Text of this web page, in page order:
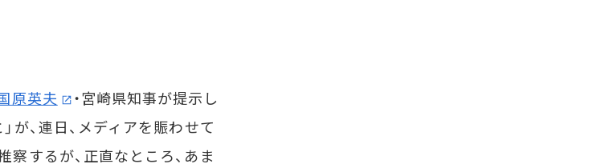
原英夫
・宮崎県知事が提示し
が、連日、メディアを賑わせて
するが、正直なところ、あま